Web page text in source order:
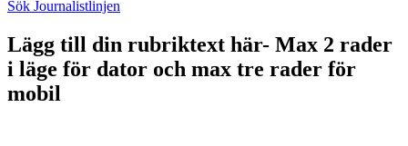
Sök Journalistlinjen
Lägg till din rubriktext här- Max 2 rader
i läge för dator och max tre rader för
mobil